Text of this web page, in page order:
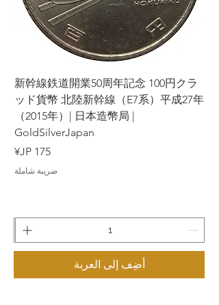
عروض. نسعى جاهدين لضمان دقة المعلومات
التي نقدمها، ولكننا لا نضمن اكتمالها أو دقتها.
新幹線鉄道開業50周年記念 100円クラ
ッド貨幣 北陸新幹線（E7系）平成27年
（2015年）| 日本造幣局 |
GoldSilverJapan
السعر
ضريبة شاملة
أضِف إلى العربة